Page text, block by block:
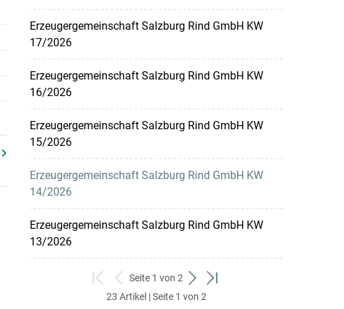
Erzeugergemeinschaft Salzburg Rind GmbH KW
17/2026
Erzeugergemeinschaft Salzburg Rind GmbH KW
16/2026
Erzeugergemeinschaft Salzburg Rind GmbH KW
15/2026
Erzeugergemeinschaft Salzburg Rind GmbH KW
14/2026
Erzeugergemeinschaft Salzburg Rind GmbH KW
13/2026
zum
ersten
zurück
zum
Seite 1 von 2
weiter
zum
zum
23 Artikel | Seite 1 von 2